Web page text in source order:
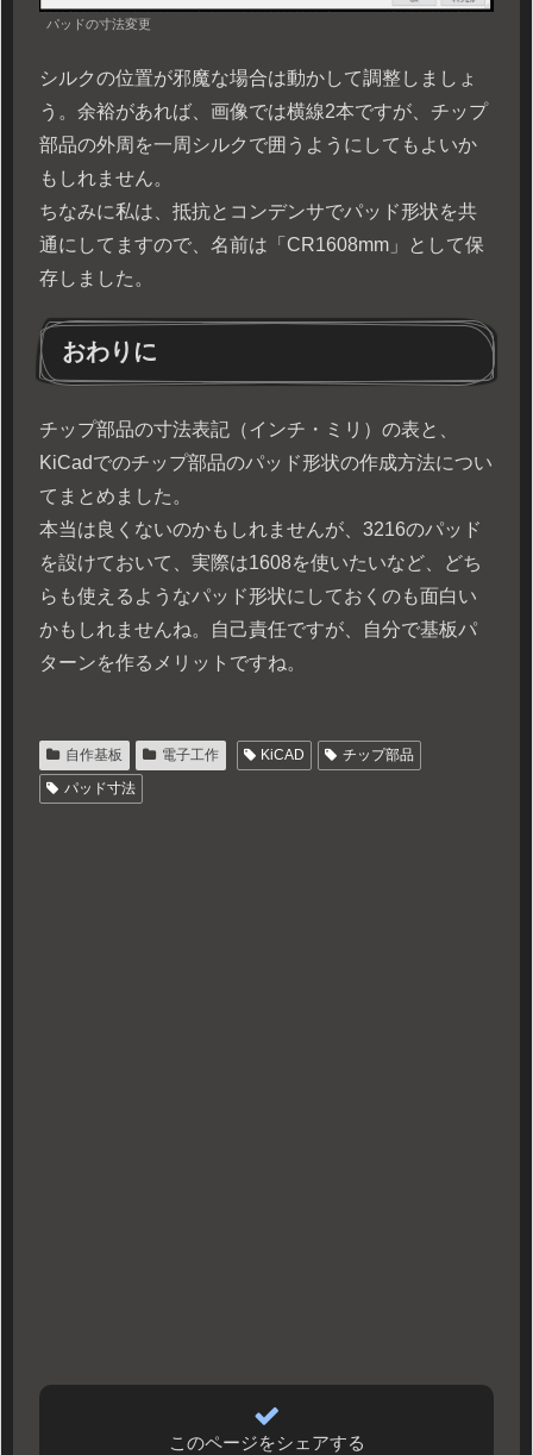
パッドの寸法変更
シルクの位置が邪魔な場合は動かして調整しましょ
う。余裕があれば、画像では横線2本ですが、チップ
部品の外周を一周シルクで囲うようにしてもよいか
もしれません。
ちなみに私は、抵抗とコンデンサでパッド形状を共
通にしてますので、名前は「CR1608mm」として保
存しました。
おわりに
チップ部品の寸法表記（インチ・ミリ）の表と、
KiCadでのチップ部品のパッド形状の作成方法につい
てまとめました。
本当は良くないのかもしれませんが、3216のパッド
を設けておいて、実際は1608を使いたいなど、どち
らも使えるようなパッド形状にしておくのも面白い
かもしれませんね。自己責任ですが、自分で基板パ
ターンを作るメリットですね。
自作基板 電子工作 KiCAD
チップ部品
パッド寸法
このページをシェアする